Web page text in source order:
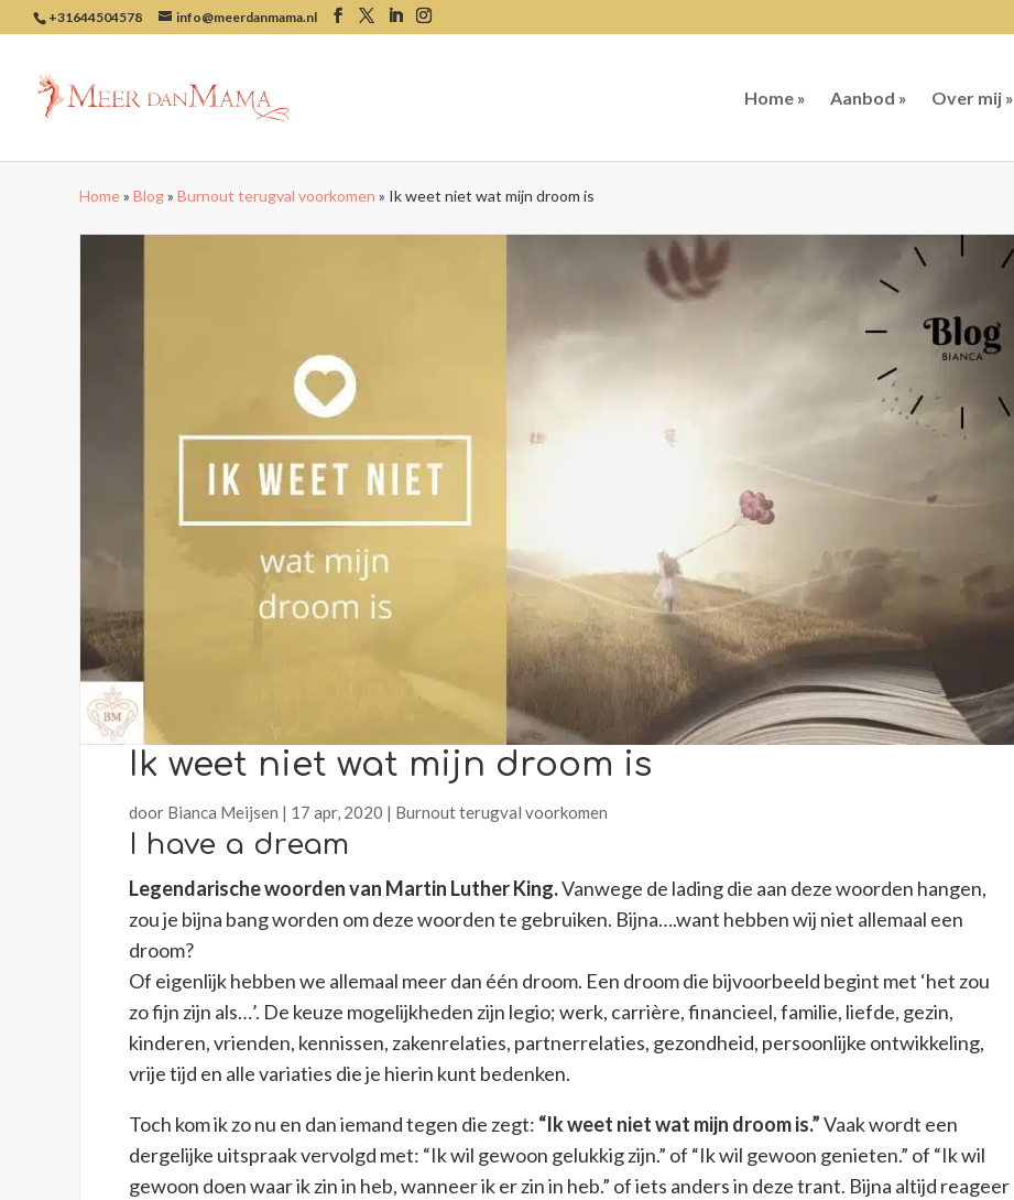
+31644504578 info@meerdanmama.nl
Home » Aanbod » Over mij »
Home» Blog» Burnout terugval voorkomen » Ik weet niet wat mijn droom is
Ik weet niet wat mijn droom is
door Bianca Meijsen | 17 apr, 2020 | Burnout terugval voorkomen
I have a dream
Legendarische woorden van Martin Luther King.Vanwege de lading die aan deze woorden hangen,
zou je bijna bang worden om deze woorden te gebruiken. Bijna….want hebben wij niet allemaal een
droom?
Of eigenlijk hebben we allemaal meer dan één droom. Een droom die bijvoorbeeld begint met ‘het zou
zo fijn zijn als…’. De keuze mogelijkheden zijn legio; werk, carrière, financieel, familie, liefde, gezin,
kinderen, vrienden, kennissen, zakenrelaties, partnerrelaties, gezondheid, persoonlijke ontwikkeling,
vrije tijd en alle variaties die je hierin kunt bedenken.
Toch kom ik zo nu en dan iemand tegen die zegt: “Ik weet niet wat mijn droom is.”Vaak wordt een
dergelijke uitspraak vervolgd met: “Ik wil gewoon gelukkig zijn.” of “Ik wil gewoon genieten.” of “Ik wil
gewoon doen waar ik zin in heb, wanneer ik er zin in heb.” of iets anders in deze trant. Bijna altijd reageer